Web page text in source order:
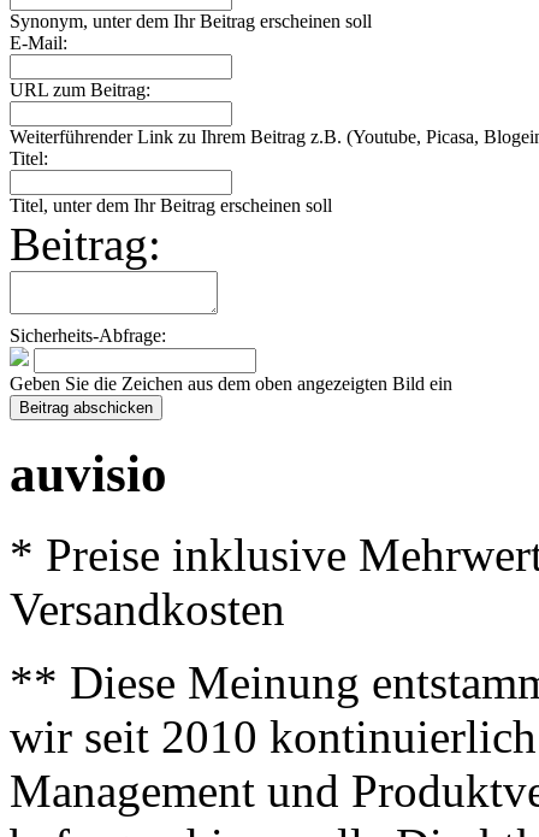
Synonym, unter dem Ihr Beitrag erscheinen soll
E-Mail:
URL zum Beitrag:
Weiterführender Link zu Ihrem Beitrag z.B. (Youtube, Picasa,
Titel:
Titel, unter dem Ihr Beitrag erscheinen soll
Beitrag:
Sicherheits-Abfrage:
Geben Sie die Zeichen aus dem oben angezeigten Bild ein
auvisio
* Preise inklusive
Versandkosten
** Diese Meinung
wir seit 2010
Management und